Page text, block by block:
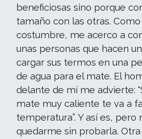
beneficiosas sino porque
tamaño con las otras.
costumbre, me acerco a
unas personas que hacen
cargar sus termos en una
de agua para el mate. El
delante de mí me advierte:
mate muy caliente te va a
temperatura”. Y así es, pero
quedarme sin probarla.